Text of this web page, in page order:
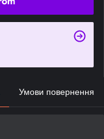
Умови повернення